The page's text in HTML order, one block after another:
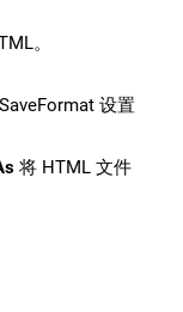
。
设置
将 HTML 文件